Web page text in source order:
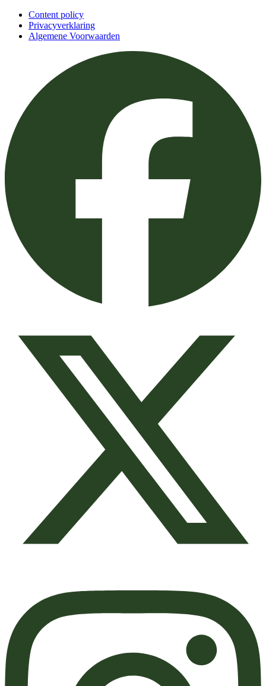
Content policy
Privacyverklaring
Algemene Voorwaarden